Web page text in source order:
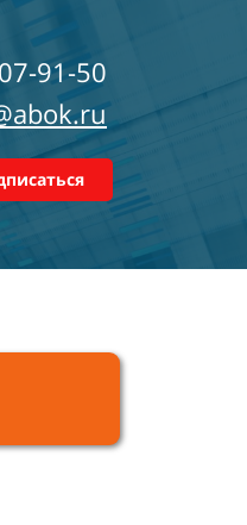
91-50